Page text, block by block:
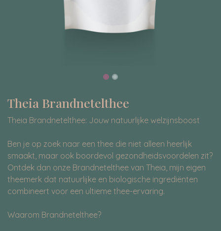
Theia Brandnetelthee
Theia Brandnetelthee: Jouw natuurlijke welzijnsboost
Ben je op zoek naar een thee die niet alleen heerlijk
smaakt, maar ook boordevol gezondheidsvoordelen zit?
Ontdek dan onze Brandnetelthee van Theia, mijn eigen
theemerk dat natuurlijke en biologische ingrediënten
combineert voor een ultieme thee-ervaring.
Waarom Brandnetelthee?